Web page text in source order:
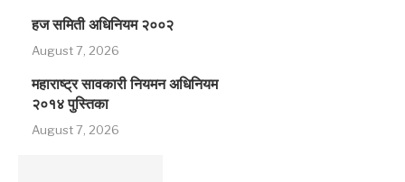
हज समिती अधिनियम २००२
August 7, 2026
महाराष्ट्र सावकारी नियमन अधिनियम
२०१४ पुस्तिका
August 7, 2026